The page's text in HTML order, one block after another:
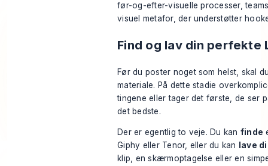
før-og-efter-visuelle processer,
visuel metafor, der understøtter
Find og lav din perfekte
Før du poster noget som helst, skal
materiale. På dette stadie
tingene eller tager det første, de ser
det bedste.
Der er egentlig to veje. Du kan finde
Giphy eller Tenor, eller du kan
lave
klip, en skærmoptagelse eller en